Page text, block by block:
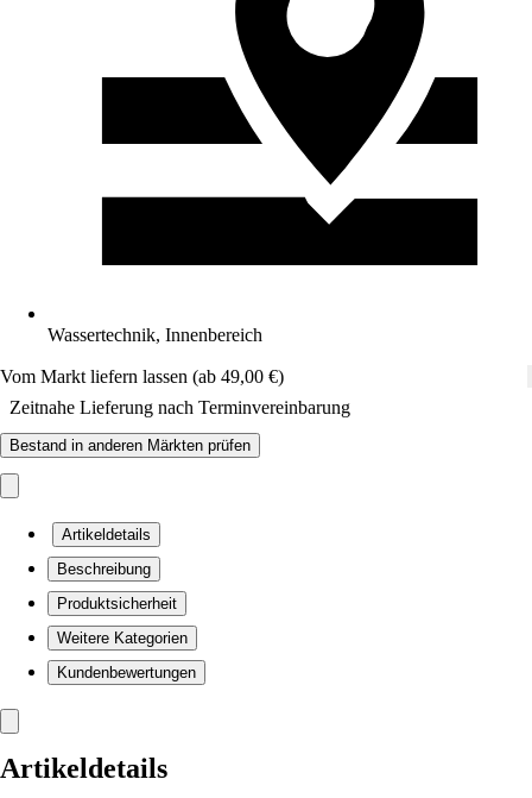
Wassertechnik, Innenbereich
Vom Markt liefern lassen (ab 49,00 €)
Zeitnahe Lieferung nach Terminvereinbarung
Bestand in anderen Märkten prüfen
Artikeldetails
Beschreibung
Produktsicherheit
Weitere Kategorien
Kundenbewertungen
Artikeldetails